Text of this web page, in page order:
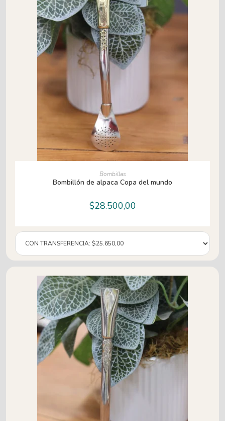
AÑADIR AL CARRITO
Bombillas
Bombillón de alpaca Copa del mundo
$28.500,00